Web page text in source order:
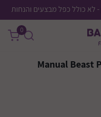
- לא כולל כפל מבצעים והנחות
0